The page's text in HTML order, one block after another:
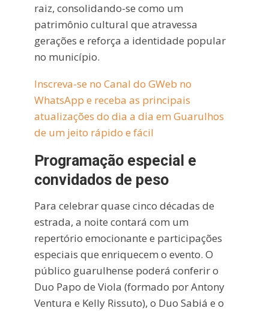
raiz, consolidando-se como um
patrimônio cultural que atravessa
gerações e reforça a identidade popular
no município.
Inscreva-se no Canal do GWeb no
WhatsApp e receba as principais
atualizações do dia a dia em Guarulhos
de um jeito rápido e fácil
Programação especial e
convidados de peso
Para celebrar quase cinco décadas de
estrada, a noite contará com um
repertório emocionante e participações
especiais que enriquecem o evento. O
público guarulhense poderá conferir o
Duo Papo de Viola (formado por Antony
Ventura e Kelly Rissuto), o Duo Sabiá e o